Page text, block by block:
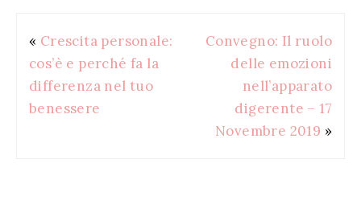
« Crescita personale:
cos’è e perché fa la
differenza nel tuo
benessere
Convegno: Il ruolo
delle emozioni
nell’apparato
digerente – 17
Novembre 2019 »